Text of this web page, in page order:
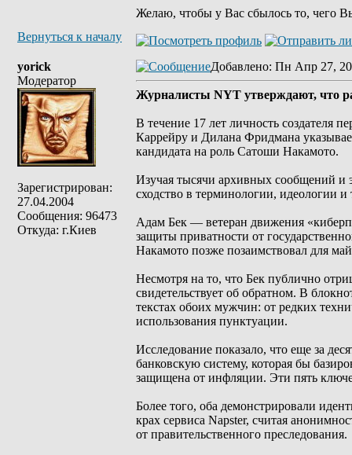
Желаю, чтобы у Вас сбылось то, чего
Вернуться к началу
yorick
Модератор
Зарегистрирован:
27.04.2004
Сообщения: 96473
Откуда: г.Киев
Добавлено: Пн Апр 27,
Журналисты NYT утверждают, что
В течение 17 лет личность создателя
Каррейру и Дилана Фридмана
кандидата на роль Сатоши Накамото.
Изучая тысячи архивных сообщений и
сходство в терминологии, идеологии
Адам Бек — ветеран движения
защиты приватности от
Накамото позже позаимствовал для
Несмотря на то, что Бек публично
свидетельствует об обратном. В
текстах обоих мужчин: от редких
использования пунктуации.
Исследование показало, что еще за
банковскую систему, которая бы
защищена от инфляции. Эти пять
Более того, оба демонстрировали
крах сервиса Napster, считая
от правительственного преследования.